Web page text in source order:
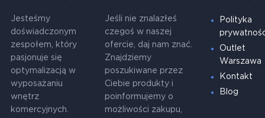
Jesteśmy
doświadczonym
zespołem, który
pasjonuje się
optymalizacją w
wyposażaniu
wnętrz
komercyjnych.
Jeśli nie znalazłeś
czegoś w naszej
ofercie, daj nam znać.
Znajdziemy
poszukiwane przez
Ciebie produkty i
poinformujemy o
możliwości zakupu,
Polityka
Outlet
Warszawa
Kontakt
Blog